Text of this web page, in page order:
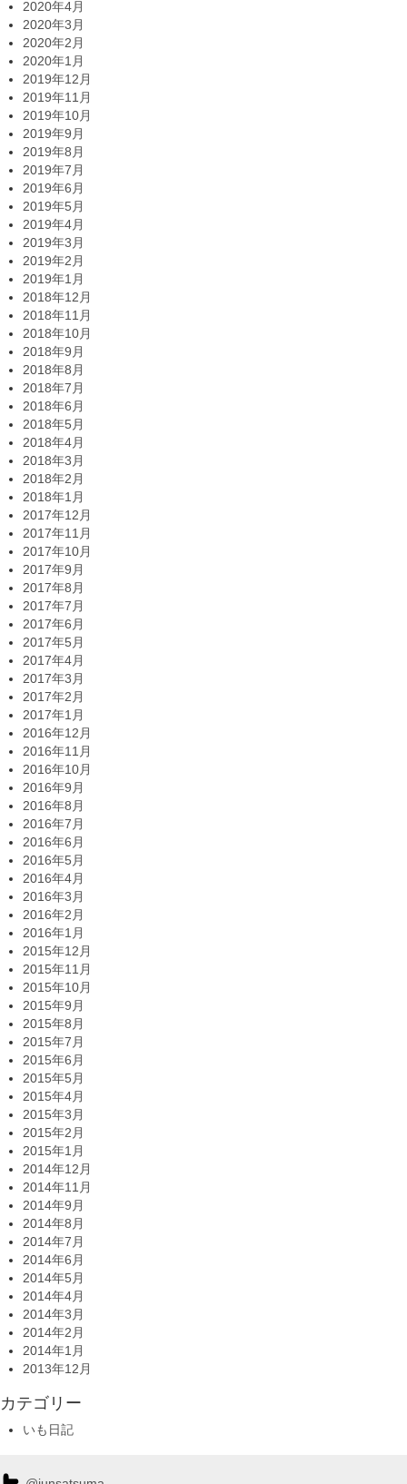
2020年4月
2020年3月
2020年2月
2020年1月
2019年12月
2019年11月
2019年10月
2019年9月
2019年8月
2019年7月
2019年6月
2019年5月
2019年4月
2019年3月
2019年2月
2019年1月
2018年12月
2018年11月
2018年10月
2018年9月
2018年8月
2018年7月
2018年6月
2018年5月
2018年4月
2018年3月
2018年2月
2018年1月
2017年12月
2017年11月
2017年10月
2017年9月
2017年8月
2017年7月
2017年6月
2017年5月
2017年4月
2017年3月
2017年2月
2017年1月
2016年12月
2016年11月
2016年10月
2016年9月
2016年8月
2016年7月
2016年6月
2016年5月
2016年4月
2016年3月
2016年2月
2016年1月
2015年12月
2015年11月
2015年10月
2015年9月
2015年8月
2015年7月
2015年6月
2015年5月
2015年4月
2015年3月
2015年2月
2015年1月
2014年12月
2014年11月
2014年9月
2014年8月
2014年7月
2014年6月
2014年5月
2014年4月
2014年3月
2014年2月
2014年1月
2013年12月
カテゴリー
いも日記